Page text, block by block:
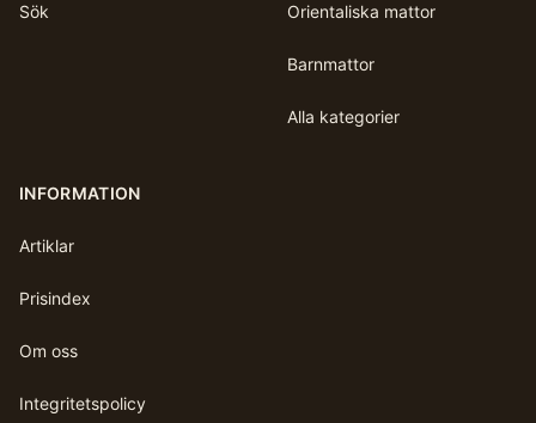
Sök Orientaliska mattor
Barnmattor
Alla kategorier
INFORMATION
Artiklar
Prisindex
Om oss
Integritetspolicy